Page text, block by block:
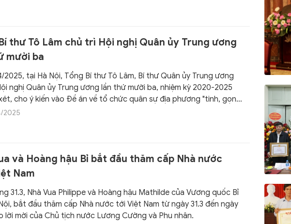
thư Tô Lâm chủ trì Hội nghị Quân ủy Trung ương
mười ba
2025, tại Hà Nội, Tổng Bí thư Tô Lâm, Bí thư Quân ủy Trung ương
nghị Quân ủy Trung ương lần thứ mười ba, nhiệm kỳ 2020-2025
cho ý kiến vào Đề án về tổ chức quân sự địa phương "tinh, gọn,
ứng yêu cầu nhiệm vụ trong tình hình mới.
2025
và Hoàng hậu Bỉ bắt đầu thăm cấp Nhà nước
Nam
31.3, Nhà Vua Philippe và Hoàng hậu Mathilde của Vương quốc Bỉ
bắt đầu thăm cấp Nhà nước tới Việt Nam từ ngày 31.3 đến ngày
lời mời của Chủ tịch nước Lương Cường và Phu nhân.